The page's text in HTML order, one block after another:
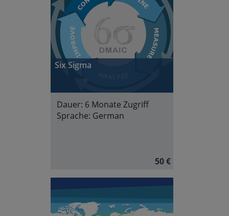
Six Sigma
Dauer: 6 Monate Zugriff
Sprache: German
50 €